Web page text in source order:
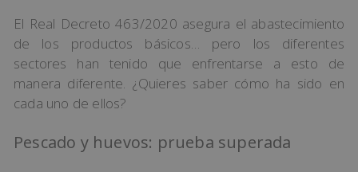
El Real Decreto 463/2020 asegura el abastecimiento
de los productos básicos… pero los diferentes
sectores han tenido que enfrentarse a esto de
manera diferente. ¿Quieres saber cómo ha sido en
cada uno de ellos?
Pescado y huevos: prueba superada